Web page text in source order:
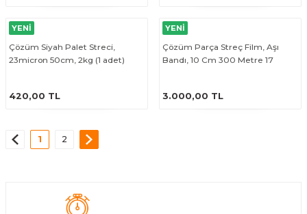
YENİ
Çözüm Siyah Palet Streci,
23micron 50cm, 2kg (1 adet)
420,00 TL
YENİ
Çözüm Parça Streç Film, Aşı
Bandı, 10 Cm 300 Metre 17
3.000,00 TL
1 2